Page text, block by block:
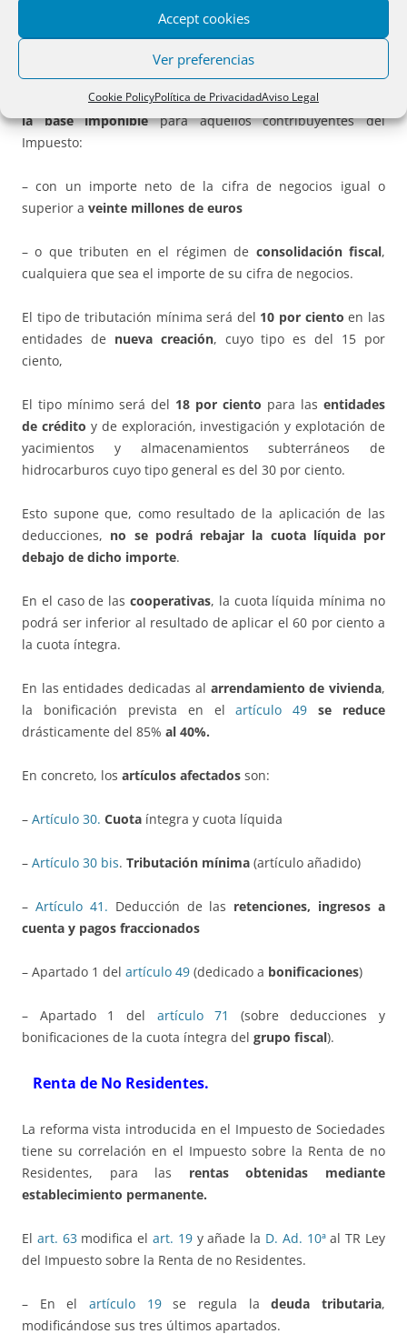
Accept cookies
Ver preferencias
Cookie PolicyPolítica de PrivacidadAviso Legal
El
Ley del Impuesto
Se establece unatributación mínima del 15 por ciento de
la base imponiblepara aquellos contribuyentes del
Impuesto:
– con un importe neto de la cifra de negocios igual o
superior a veinte millones de euros
– o que tributen en el régimen de consolidación fiscal,
cualquiera que sea el importe de su cifra de negocios.
El tipo de tributación mínima será del 10 por ciento en las
entidades de nueva creación, cuyo tipo es del 15 por
ciento,
El tipo mínimo será del 18 por ciento para las entidades
de crédito y de exploración, investigación y explotación de
yacimientos y almacenamientos subterráneos de
hidrocarburos cuyo tipo general es del 30 por ciento.
Esto supone que, como resultado de la aplicación de las
deducciones, no se podrá rebajar la cuota líquida por
debajo de dicho importe.
En el caso de las cooperativas, la cuota líquida mínima no
podrá ser inferior al resultado de aplicar el 60 por ciento a
la cuota íntegra.
En las entidades dedicadas al arrendamiento de vivienda,
la bonificación prevista en elartículo 49
se reduce
drásticamente del 85% al 40%.
En concreto, los artículos afectados son:
– Artículo 30. Cuota íntegra y cuota líquida
– Artículo 30 bis. Tributación mínima (artículo añadido)
– Artículo 41. Deducción de las retenciones, ingresos a
cuenta y pagos fraccionados
– Apartado 1 del artículo 49 (dedicado a bonificaciones)
– Apartado 1 del artículo 71
(sobre deducciones y
bonificaciones de la cuota íntegra del grupo fiscal).
Renta de No Residentes.
La reforma vista introducida en el Impuesto de Sociedades
tiene su correlación en el Impuesto sobre la Renta de no
Residentes, para las rentas obtenidas mediante
establecimiento permanente.
El art. 63 modifica elart. 19y añade la D. Ad. 10ªal TR Ley
del Impuesto sobre la Renta de no Residentes.
– En el artículo 19se regula ladeuda tributaria,
modificándose sus tres últimos apartados.